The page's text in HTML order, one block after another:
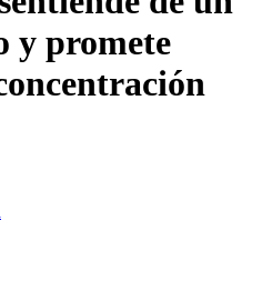
y promete